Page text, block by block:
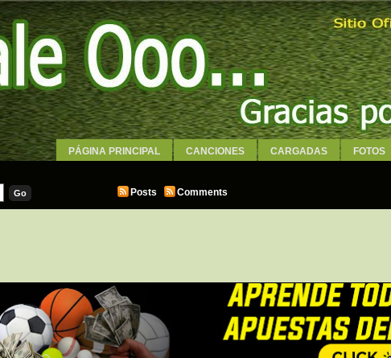
PÁGINA PRINCIPAL CANCIONES CARGADAS FOTOS
Posts
Comments